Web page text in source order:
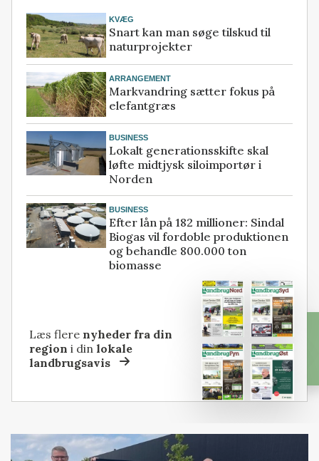
KVÆG
Snart kan man søge tilskud til
naturprojekter
ARRANGEMENT
Markvandring sætter fokus på
elefantgræs
BUSINESS
Lokalt generationsskifte skal
løfte midtjysk siloimportør i
Norden
BUSINESS
Efter lån på 182 millioner: Sindal
Biogas vil fordoble produktionen
og behandle 800.000 ton
biomasse
Læs flere nyheder fra din
region i dinlokale
landbrugsavis